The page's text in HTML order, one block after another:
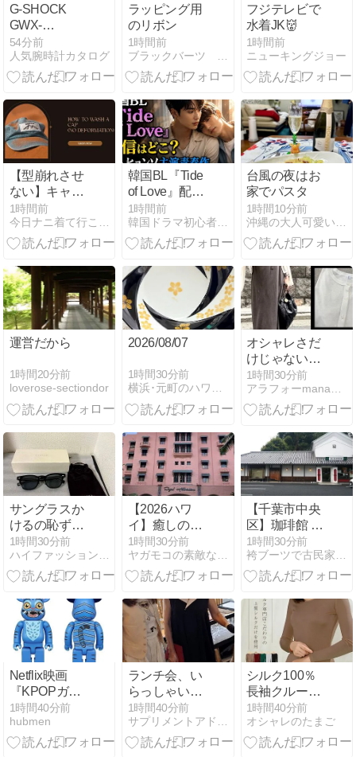
G-SHOCK
GWX-
5700CS-1JF
の電波ソーラ
ー腕時計の魅
54分前
人気腕時計カタログ
ラッピング用
のリボン
1時間前
フジテレビで
水着JK👹
1時間前
ニューキングジョー
【型崩れさせ
ない】キャッ
プの正しい洗
い方！汗ジ
ミ・黄ばみも
すお手入れ術
1時間前
今日ナニ着て行こう〜YUエンタープライズのブログ〜
韓国BL『Tide
of Love』配信
はどこ？キム
ヒョンソ主演
青春作
1時間前
韓国ドラマ初心者向けファンタジー＆情報館
台風の夜はお
家でパスタ
1時間10分前
沖縄の大人可愛い系セレクトショップ
運営だから
1時間20分前
loverose-sectiondor
2026/08/07
1時間30分前
横浜･元町のハワイアンジュエリーＫ-ＳＭＩＬＥ
オシャレさだ
けじゃない！
体型カバーも
叶うワンピー
ス／さすがGU
1時間30分前
アラフォーmanaのプチプラコーディネート
サングラスか
けるの恥ずか
しいと思って
たけど、日差
し強すぎてサ
始めたわ
1時間30分前
ハイファッションちゃんねる
【2026ハワ
イ】癒しのロ
イヤルハワイ
アン
1時間30分前
ヤガモコの素敵なママへ。．:*･°
【千葉市中央
区】珈琲館 蔵
おゆみ野店
【蔵造り風の
カフェ】
1時間30分前
袴ブーツで古民家ぐらし（仮）
Netflix映画
『KPOPガー
ルズ! デーモ
ン・ハンター
ズ』より、ダ
1時間40分前
hubmen
ランチ会、い
らっしゃいま
せんか？ 小林
栄子先生との
ひと時を★
1時間40分前
サプリメントアドバイザー、 マダム・えいり
シルク100％
長袖クルーネ
ックTシャツ
の魅力と選び
方
1時間40分前
オシャレのたまご